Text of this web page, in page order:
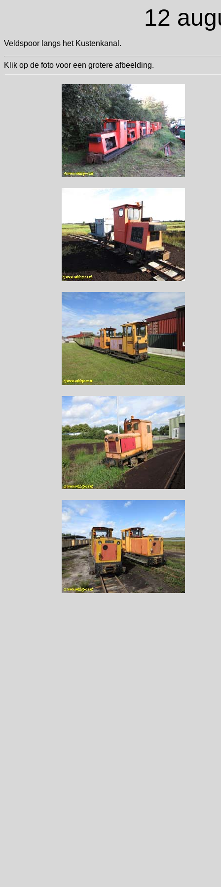
12
Veldspoor langs het Kustenkanal.
Klik op de foto voor een grotere afbeelding.